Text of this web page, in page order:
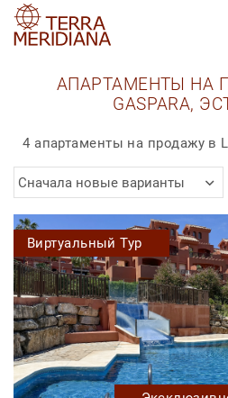
АПАРТАМЕНТЫ НА
GASPARA,
4 апартаменты на продажу в
Сначала новые варианты
Виртуальный Тур